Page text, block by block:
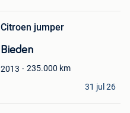
Citroen jumper
Bieden
2013 235.000 km
31 jul 26